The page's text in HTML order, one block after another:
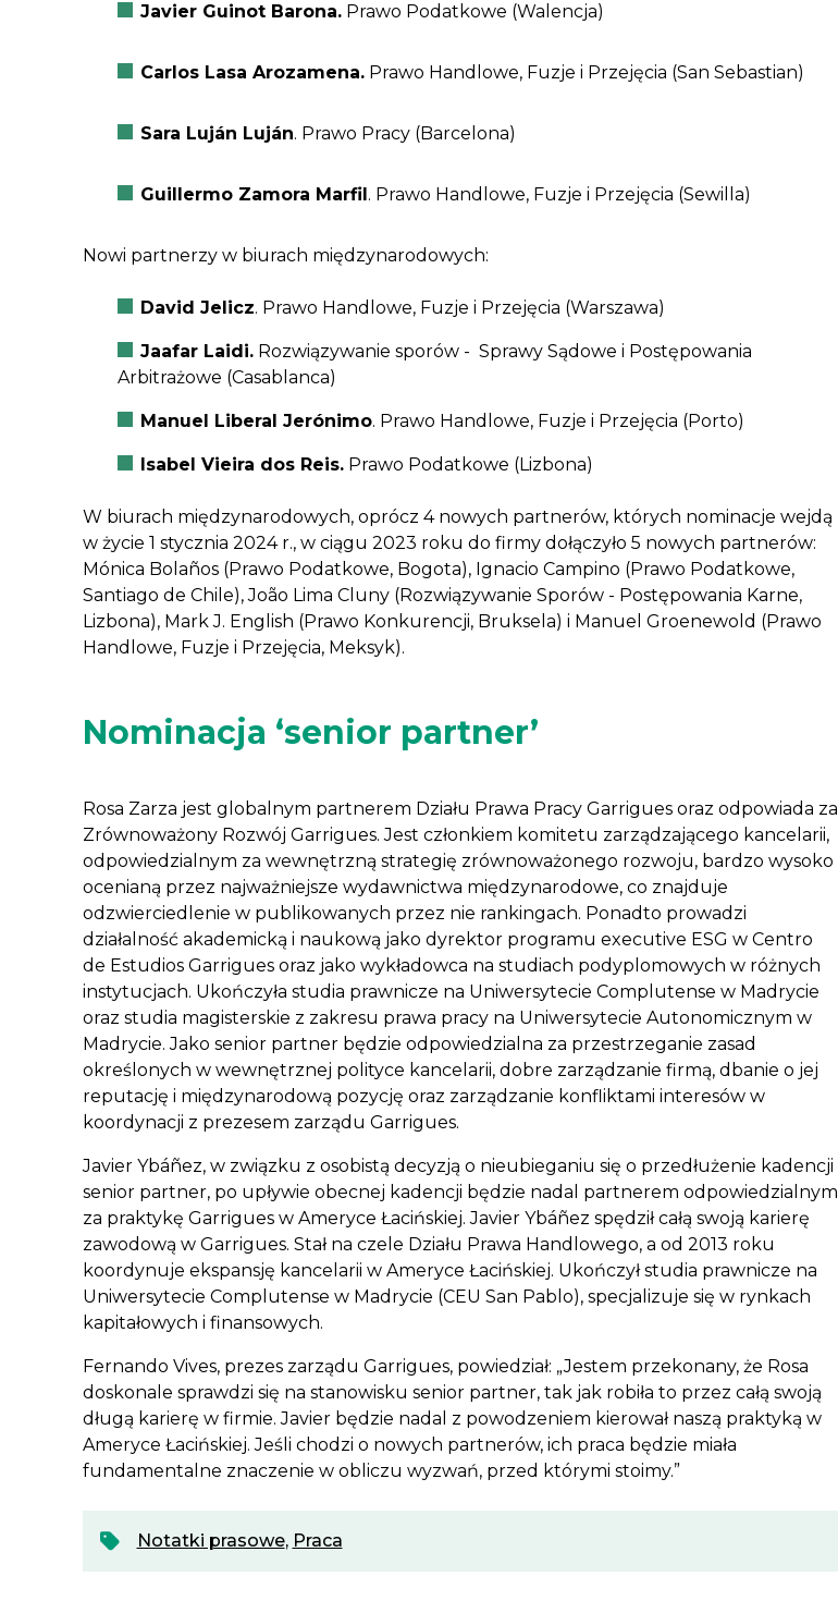
Javier Guinot Barona. Prawo Podatkowe (Walencja)
Carlos Lasa Arozamena. Prawo Handlowe, Fuzje i Przejęcia (San Sebastian)
Sara Luján Luján. Prawo Pracy (Barcelona)
Guillermo Zamora Marfil. Prawo Handlowe, Fuzje i Przejęcia (Sewilla)
Nowi partnerzy w biurach międzynarodowych:
David Jelicz. Prawo Handlowe, Fuzje i Przejęcia (Warszawa)
Jaafar Laidi. Rozwiązywanie sporów - Sprawy Sądowe i Postępowania
Arbitrażowe (Casablanca)
Manuel Liberal Jerónimo. Prawo Handlowe, Fuzje i Przejęcia (Porto)
Isabel Vieira dos Reis. Prawo Podatkowe (Lizbona)
W biurach międzynarodowych, oprócz 4 nowych partnerów, których nominacje wejdą
w życie 1 stycznia 2024 r., w ciągu 2023 roku do firmy dołączyło 5 nowych partnerów:
Mónica Bolaños (Prawo Podatkowe, Bogota), Ignacio Campino (Prawo Podatkowe,
Santiago de Chile), João Lima Cluny (Rozwiązywanie Sporów - Postępowania Karne,
Lizbona), Mark J. English (Prawo Konkurencji, Bruksela) i Manuel Groenewold (Prawo
Handlowe, Fuzje i Przejęcia, Meksyk).
Nominacja ‘senior partner’
Rosa Zarza jest globalnym partnerem Działu Prawa Pracy Garrigues oraz odpowiada za
Zrównoważony Rozwój Garrigues. Jest członkiem komitetu zarządzającego kancelarii,
odpowiedzialnym za wewnętrzną strategię zrównoważonego rozwoju, bardzo wysoko
ocenianą przez najważniejsze wydawnictwa międzynarodowe, co znajduje
odzwierciedlenie w publikowanych przez nie rankingach. Ponadto prowadzi
działalność akademicką i naukową jako dyrektor programu executive ESG w Centro
de Estudios Garrigues oraz jako wykładowca na studiach podyplomowych w różnych
instytucjach. Ukończyła studia prawnicze na Uniwersytecie Complutense w Madrycie
oraz studia magisterskie z zakresu prawa pracy na Uniwersytecie Autonomicznym w
Madrycie. Jako senior partner będzie odpowiedzialna za przestrzeganie zasad
określonych w wewnętrznej polityce kancelarii, dobre zarządzanie firmą, dbanie o jej
reputację i międzynarodową pozycję oraz zarządzanie konfliktami interesów w
koordynacji z prezesem zarządu Garrigues.
Javier Ybáñez, w związku z osobistą decyzją o nieubieganiu się o przedłużenie kadencji
senior partner, po upływie obecnej kadencji będzie nadal partnerem odpowiedzialnym
za praktykę Garrigues w Ameryce Łacińskiej. Javier Ybáñez spędził całą swoją karierę
zawodową w Garrigues. Stał na czele Działu Prawa Handlowego, a od 2013 roku
koordynuje ekspansję kancelarii w Ameryce Łacińskiej. Ukończył studia prawnicze na
Uniwersytecie Complutense w Madrycie (CEU San Pablo), specjalizuje się w rynkach
kapitałowych i finansowych.
Fernando Vives, prezes zarządu Garrigues, powiedział: „Jestem przekonany, że Rosa
doskonale sprawdzi się na stanowisku senior partner, tak jak robiła to przez całą swoją
długą karierę w firmie. Javier będzie nadal z powodzeniem kierował naszą praktyką w
Ameryce Łacińskiej. Jeśli chodzi o nowych partnerów, ich praca będzie miała
fundamentalne znaczenie w obliczu wyzwań, przed którymi stoimy.”
Notatki prasowe, Praca